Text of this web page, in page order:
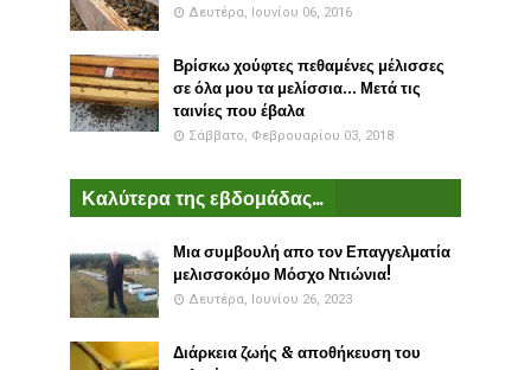
Δευτέρα, Ιουνίου 06, 2016
Βρίσκω χούφτες πεθαμένες μέλισσες
σε όλα μου τα μελίσσια... Μετά τις
ταινίες που έβαλα
Σάββατο, Φεβρουαρίου 03, 2018
Καλύτερα της εβδομάδας...
Μια συμβουλή απο τον Επαγγελματία
μελισσοκόμο Μόσχο Ντιώνια!
Δευτέρα, Ιουνίου 26, 2023
Διάρκεια ζωής & αποθήκευση του